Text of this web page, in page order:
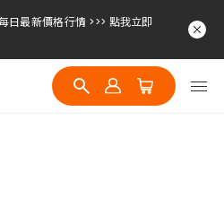
最新價格行情 >>> 點我立即
最新價格行情 >>> 點我立即
最新價格行情 >>> 點我立即